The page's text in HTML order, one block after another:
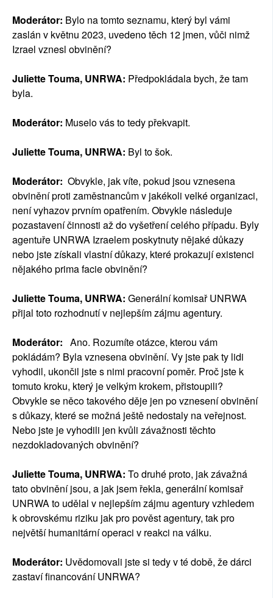
Moderátor: Bylo na tomto seznamu, který byl vámi
zaslán v květnu 2023, uvedeno těch 12 jmen, vůči nimž
Izrael vznesl obvinění?
Juliette Touma, UNRWA: Předpokládala bych, že tam
byla.
Moderátor: Muselo vás to tedy překvapit.
Juliette Touma, UNRWA: Byl to šok.
Moderátor: Obvykle, jak víte, pokud jsou vznesena
obvinění proti zaměstnancům v jakékoli velké organizaci,
není vyhazov prvním opatřením. Obvykle následuje
pozastavení činnosti až do vyšetření celého případu. Byly
agentuře UNRWA Izraelem poskytnuty nějaké důkazy
nebo jste získali vlastní důkazy, které prokazují existenci
nějakého prima facie obvinění?
Juliette Touma, UNRWA: Generální komisař UNRWA
přijal toto rozhodnutí v nejlepším zájmu agentury.
Moderátor: Ano. Rozumíte otázce, kterou vám
pokládám? Byla vznesena obvinění. Vy jste pak ty lidi
vyhodil, ukončil jste s nimi pracovní poměr. Proč jste k
tomuto kroku, který je velkým krokem, přistoupili?
Obvykle se něco takového děje jen po vznesení obvinění
s důkazy, které se možná ještě nedostaly na veřejnost.
Nebo jste je vyhodili jen kvůli závažnosti těchto
nezdokladovaných obvinění?
Juliette Touma, UNRWA: To druhé proto, jak závažná
tato obvinění jsou, a jak jsem řekla, generální komisař
UNRWA to udělal v nejlepším zájmu agentury vzhledem
k obrovskému riziku jak pro pověst agentury, tak pro
největší humanitární operaci v reakci na válku.
Moderátor: Uvědomovali jste si tedy v té době, že dárci
zastaví financování UNRWA?